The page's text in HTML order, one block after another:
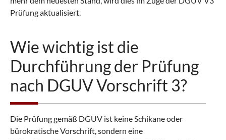
Prüfung aktualisiert.
Wie wichtig ist die
Durchführung der Prüfung
nach DGUV Vorschrift 3?
Die Prüfung gemäß DGUV ist keine Schikane oder
bürokratische Vorschrift, sondern eine